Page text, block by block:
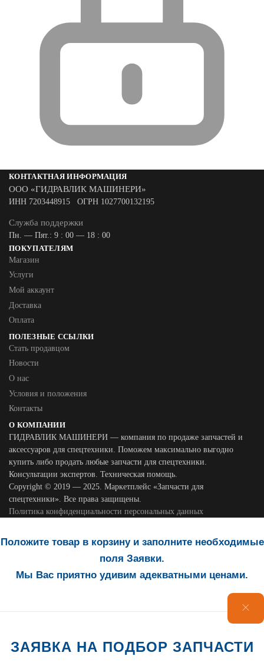
КОНТАКТНАЯ ИНФОРМАЦИЯ
ООО «ГИДРАВЛИК МАШИНЕРИ»
ИНН 7203448915 ОГРН 1027700132195
Служба поддержки
Пн. — Пят.: 9 : 00 — 18 : 00
ПОКУПАТЕЛЯМ
Магазин
Услуги
Мой аккаунт
Доставка
Оплата
ПОЛЕЗНЫЕ ССЫЛКИ
Стать продавцом
Новости
О нас
Условия и положения
Контакты
О КОМПАНИИ
ГИДРАВЛИК МАШИНЕРИ — компания по продаже запчастей и
аксессуаров для спецтехники. Поможем максимально выгодно
купить либо продать любые запчасти для спецтехники.
Консультации экспертов. Техническая помощь.
Copyright © 2019 — 2025. Маркетплейс «Запчасти для
спецтехники». Все права защищены.
Политика конфиденциальности персональных данных
Положите товар в корзину и заполните необходимые
поля Заявки.
Мы Вас приятно удивим адекватными ценами.
ЗАЯВКА НА ПОДБОР ЗАПЧАСТИ